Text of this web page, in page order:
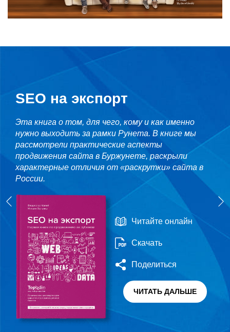
SEO на экспорт
Эта книга о том, для чего, кому и как именно
нужно выходить за рамки Рунета. В книге мы
рассмотрели практические аспекты
продвижения сайта в Буржунете, раскрыли
характерные отличия от «раскрутки» сайта в
России.
Читайте онлайн
Скачать
Поделиться
ЧИТАТЬ ДАЛЬШЕ